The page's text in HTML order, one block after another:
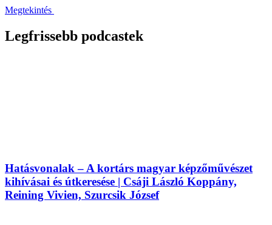
Megtekintés
Legfrissebb podcastek
Hatásvonalak – A kortárs magyar képzőművészet
kihívásai és útkeresése | Csáji László Koppány,
Reining Vivien, Szurcsik József